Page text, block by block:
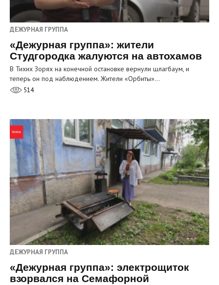
ДЕЖУРНАЯ ГРУППА
«Дежурная группа»: жители
Студгородка жалуются на автохамов
В Тихих Зорях на конечной остановке вернули шлагбаум, и
теперь он под наблюдением. Жители «Орбиты»…
514
ДЕЖУРНАЯ ГРУППА
«Дежурная группа»: электрощиток
взорвался на Семафорной